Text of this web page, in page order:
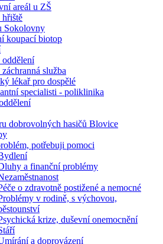
areál u ZŠ
hřiště
Sokolovny
koupací biotop
oddělení
služba
lékař pro dospělé
specialisti - poliklinika
dobrovolných hasičů Blovice
potřebuji pomoci
a finanční problémy
o zdravotně postižené a nemocné
v rodině, s výchovou,
krize, duševní onemocnění
a doprovázení